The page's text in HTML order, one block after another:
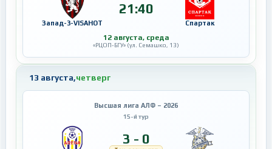
Запад-3-VISAHOT
21:40
Спартак
12 августа, среда
«РЦОП-БГУ» (ул. Семашко, 13)
13 августа,четверг
Высшая лига АЛФ – 2026
15-й тур
3 - 0